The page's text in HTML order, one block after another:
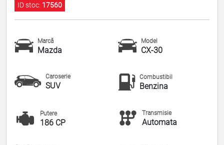
ID stoc: 17560
Marcă
Mazda
Model
CX-30
Caroserie
SUV
Combustibil
Benzina
Putere
186 CP
Transmisie
Automata